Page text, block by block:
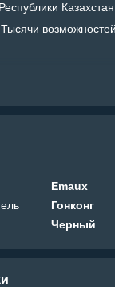
Республики
Emaux
Гонконг
Черный